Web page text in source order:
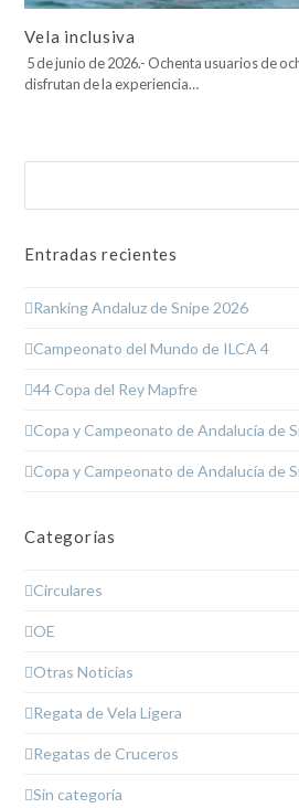
Vela inclusiva
5 de junio de 2026.- Ochenta usuarios de
disfrutan de la experiencia…
Entradas recientes
Ranking Andaluz de Snipe 2026
Campeonato del Mundo de ILCA 4
44 Copa del Rey Mapfre
Copa y Campeonato de Andalucía de
Copa y Campeonato de Andalucía de
Categorías
Circulares
OE
Otras Noticias
Regata de Vela Ligera
Regatas de Cruceros
Sin categoría